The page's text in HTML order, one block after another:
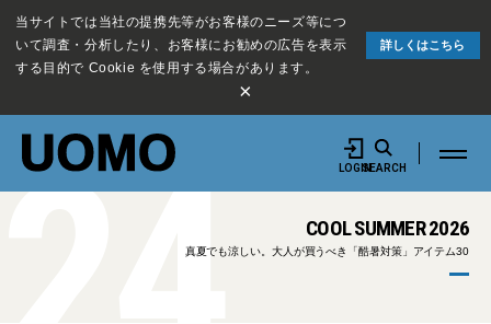
当サイトでは当社の提携先等がお客様のニーズ等につ
いて調査・分析したり、お客様にお勧めの広告を表示
する目的で Cookie を使用する場合があります。
詳しくはこちら
×
LOGINSEARCH
COOL SUMMER 2026
真夏でも涼しい。大人が買うべき「酷暑対策」アイテム30